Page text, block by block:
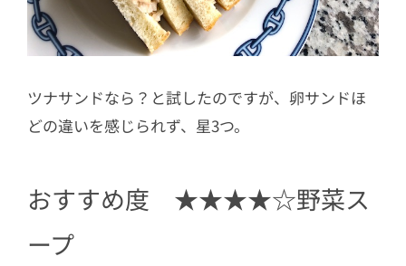
ツナサンドなら？と試したのですが、卵サンドほ
どの違いを感じられず、星3つ。
おすすめ度 ★★★★☆野菜ス
ープ